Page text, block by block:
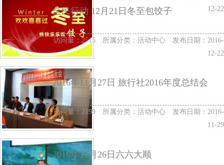
12-22
全民行动 12月21日冬至包饺子
访问量：2515 所属分类： 活动中心 发布日期：2016-
12-22
2016年11月27日 旅行社2016年度总结会
访问量：2199 所属分类： 活动中心 发布日期：2016-
11-29
2016年11月26日六六大顺